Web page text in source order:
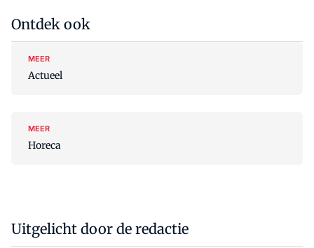
Ontdek ook
MEER
Actueel
MEER
Horeca
Uitgelicht door de redactie